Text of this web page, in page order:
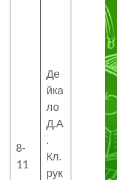
8-
11
Де
йка
ло
Д.А
.
Кл.
рук